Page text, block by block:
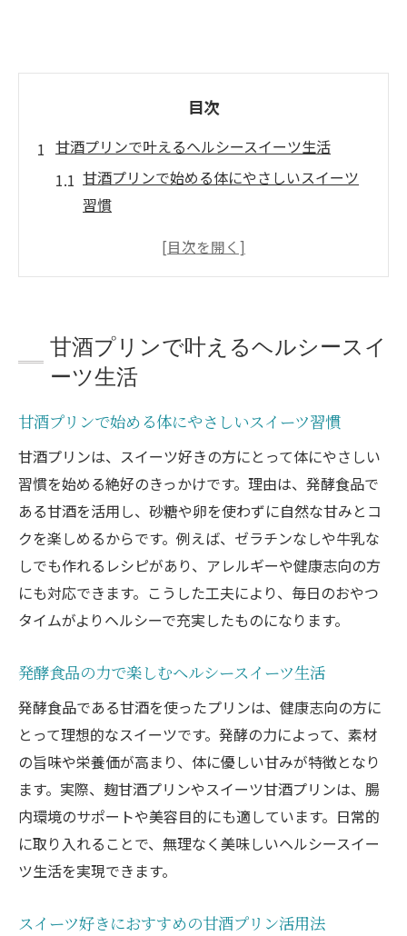
目次
甘酒プリンで叶えるヘルシースイーツ生活
甘酒プリンで始める体にやさしいスイーツ
習慣
発酵食品の力で楽しむヘルシースイーツ生
甘酒プリンが毎日のおやつに人気の理由
美容と健康を意識したスイーツの新提案
砂糖なしで楽しむ甘酒プリンの新提案
砂糖なしのスイーツは甘酒プリンで決まり
甘酒の自然な甘みで作る新感覚スイーツ
ヘルシー志向にうれしい砂糖不使用レシピ
甘酒プリンで砂糖ゼロの満足スイーツ体験
砂糖なしでも美味しい甘酒プリンの秘密
スイーツ作りに甘酒プリンが人気の理由
スイーツ愛好家が甘酒プリンを選ぶ理由
甘酒プリンが注目される健康効果とは
家庭で簡単に作れる甘酒プリンの利点
甘酒プリンが子どもに人気のヒミツ
卵なしの簡単レシピで甘酒プリンを作ろう
卵なしで作る簡単スイーツ甘酒プリン術
忙しい日におすすめ卵不使用プリンレシピ
卵を使わず楽しめるスイーツの新定番
甘酒プリンで叶えるヘルシースイ
ーツ生活
甘酒プリンで始める体にやさしいスイーツ習慣
甘酒プリンは、スイーツ好きの方にとって体にやさしい
習慣を始める絶好のきっかけです。理由は、発酵食品で
ある甘酒を活用し、砂糖や卵を使わずに自然な甘みとコ
クを楽しめるからです。例えば、ゼラチンなしや牛乳な
しでも作れるレシピがあり、アレルギーや健康志向の方
にも対応できます。こうした工夫により、毎日のおやつ
タイムがよりヘルシーで充実したものになります。
発酵食品の力で楽しむヘルシースイーツ生活
発酵食品である甘酒を使ったプリンは、健康志向の方に
とって理想的なスイーツです。発酵の力によって、素材
の旨味や栄養価が高まり、体に優しい甘みが特徴となり
ます。実際、麹甘酒プリンやスイーツ甘酒プリンは、腸
内環境のサポートや美容目的にも適しています。日常的
に取り入れることで、無理なく美味しいヘルシースイー
ツ生活を実現できます。
スイーツ好きにおすすめの甘酒プリン活用法